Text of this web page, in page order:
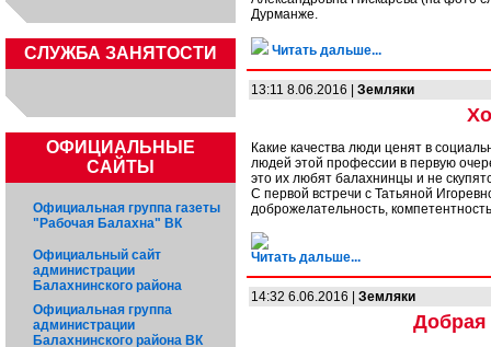
CЛУЖБА ЗАНЯТОСТИ
ОФИЦИАЛЬНЫЕ
САЙТЫ
Официальная группа газеты
"Рабочая Балахна" ВК
Официальный сайт
администрации
Балахнинского района
Официальная группа
администрации
Балахнинского района ВК
Дурманже.
Читать дальше...
13:11 8.06.2016 | Земляки
Какие качества люди ценят в
людей этой профессии в первую
это их любят балахнинцы и не
С первой встречи с Татьяной
доброжелательность,
Читать дальше...
14:32 6.06.2016 | Земляки
Добрая